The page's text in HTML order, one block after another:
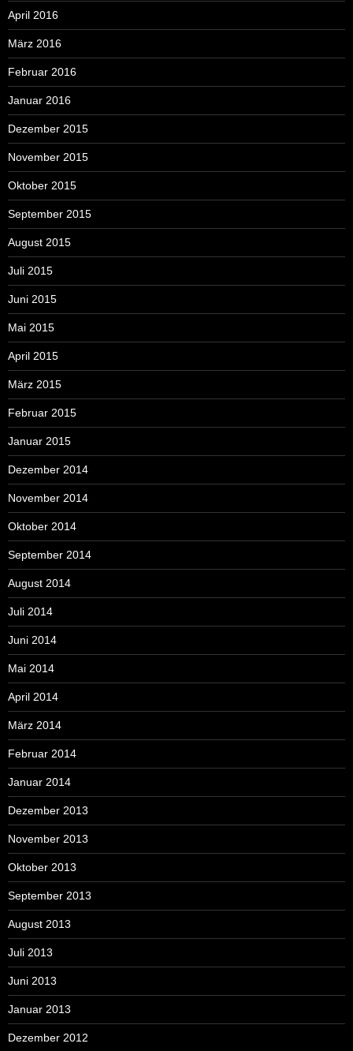
April 2016
März 2016
Februar 2016
Januar 2016
Dezember 2015
November 2015
Oktober 2015
September 2015
August 2015
Juli 2015
Juni 2015
Mai 2015
April 2015
März 2015
Februar 2015
Januar 2015
Dezember 2014
November 2014
Oktober 2014
September 2014
August 2014
Juli 2014
Juni 2014
Mai 2014
April 2014
März 2014
Februar 2014
Januar 2014
Dezember 2013
November 2013
Oktober 2013
September 2013
August 2013
Juli 2013
Juni 2013
Januar 2013
Dezember 2012